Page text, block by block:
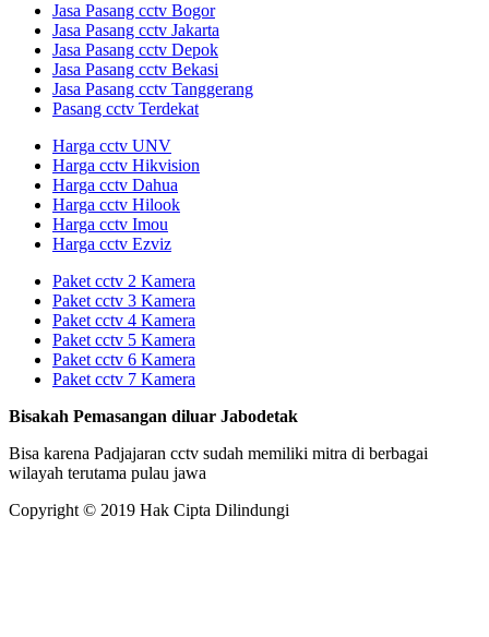
Jasa Pasang cctv Bogor
Jasa Pasang cctv Jakarta
Jasa Pasang cctv Depok
Jasa Pasang cctv Bekasi
Jasa Pasang cctv Tanggerang
Pasang cctv Terdekat
Harga cctv UNV
Harga cctv Hikvision
Harga cctv Dahua
Harga cctv Hilook
Harga cctv Imou
Harga cctv Ezviz
Paket cctv 2 Kamera
Paket cctv 3 Kamera
Paket cctv 4 Kamera
Paket cctv 5 Kamera
Paket cctv 6 Kamera
Paket cctv 7 Kamera
Bisakah Pemasangan diluar Jabodetak
Bisa karena Padjajaran cctv sudah memiliki mitra di berbagai
wilayah terutama pulau jawa
Copyright © 2019 Hak Cipta Dilindungi